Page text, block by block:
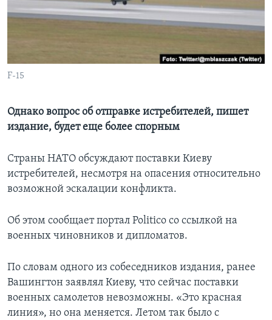
Learning English
Языки
F-15
Однако вопрос об отправке истребителей, пишет
издание, будет еще более спорным
Страны НАТО обсуждают поставки Киеву
истребителей, несмотря на опасения относительно
возможной эскалации конфликта.
Об этом сообщает портал Politico со ссылкой на
военных чиновников и дипломатов.
По словам одного из собеседников издания, ранее
Вашингтон заявлял Киеву, что сейчас поставки
военных самолетов невозможны. «Это красная
линия», но она меняется. Летом так было с